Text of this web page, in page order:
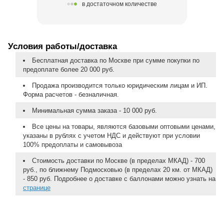
в достаточном количестве
Условия работы/доставка
Бесплатная доставка по Москве при сумме покупки по
предоплате более 20 000 руб.
Продажа производится только юридическим лицам и ИП.
Форма расчетов - безналичная.
Минимальная сумма заказа - 10 000 руб.
Все цены на товары, являются базовыми оптовыми ценами,
указаны в рублях с учетом НДС и действуют при условии
100% предоплаты и самовывоза
Стоимость доставки по Москве (в пределах МКАД) - 700
руб., по ближнему Подмосковью (в пределах 20 км. от МКАД)
- 850 руб. Подробнее о доставке с баллонами можно узнать на
странице